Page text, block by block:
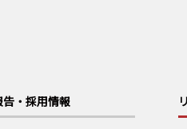
・採用情報